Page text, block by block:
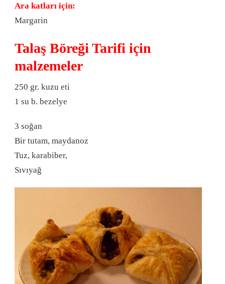
Ara katları için:
Margarin
Talaş Böreği Tarifi için
malzemeler
250 gr. kuzu eti
1 su b. bezelye
3 soğan
Bir tutam, maydanoz
Tuz, karabiber,
Sıvıyağ